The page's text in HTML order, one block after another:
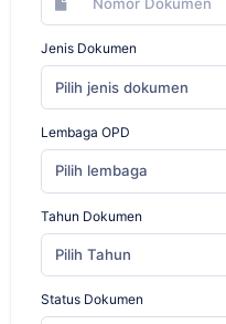
Jenis Dokumen
Pilih jenis dokumen
Lembaga OPD
Pilih lembaga
Tahun Dokumen
Pilih Tahun
Status Dokumen